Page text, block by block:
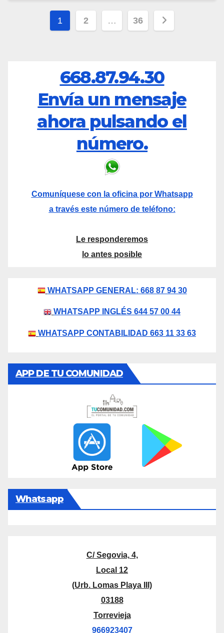
Paginación
1 2 … 36
668.87.94.30
Envía un mensaje
ahora pulsando el
número.
Comuníquese con la oficina por Whatsapp
a través este número de teléfono:
Le responderemos
lo antes posible
WHATSAPP GENERAL: 668 87 94 30
WHATSAPP INGLÉS 644 57 00 44
WHATSAPP CONTABILIDAD 663 11 33 63
APP DE TU COMUNIDAD
Whatsapp
C/ Segovia, 4,
Local 12
(Urb. Lomas Playa III)
03188
Torrevieja
966923407